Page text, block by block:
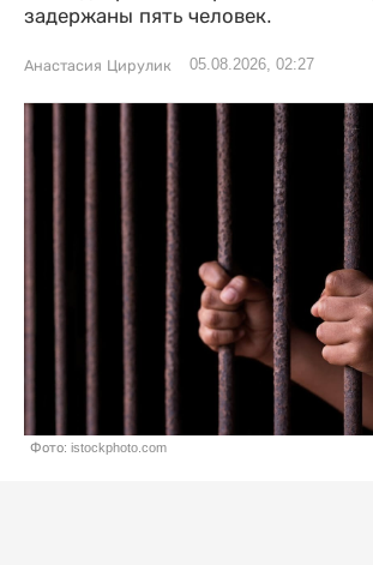
задержаны пять человек.
Анастасия Цирулик 05.08.2026, 02:27
Фото: istockphoto.com